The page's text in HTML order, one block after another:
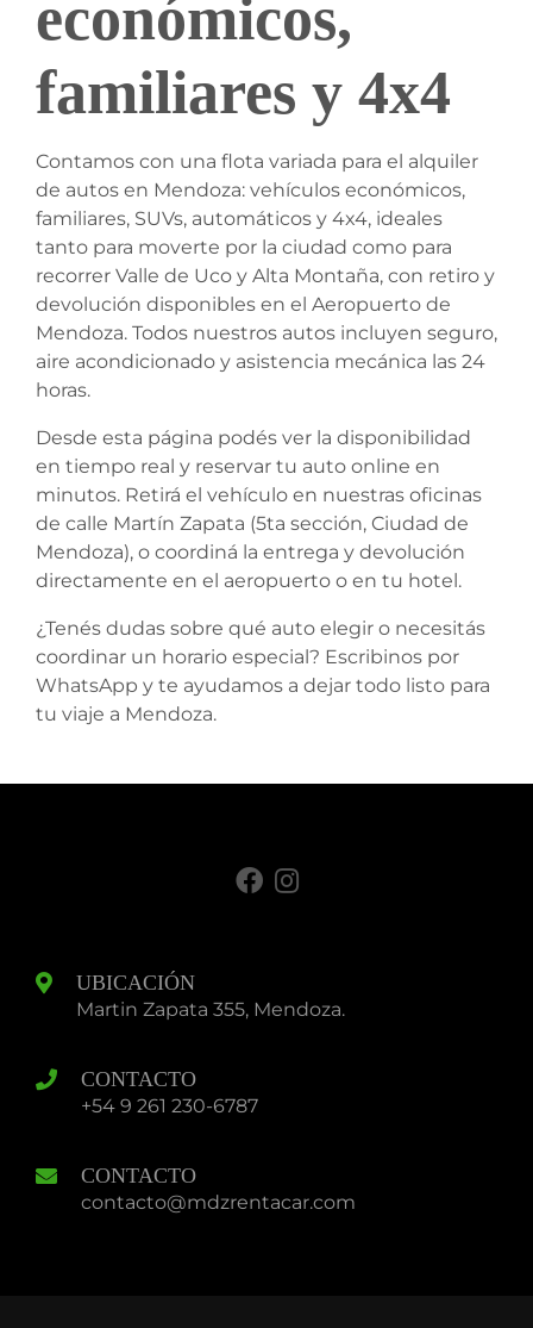
económicos,
familiares y 4x4
Contamos con una flota variada para el alquiler
de autos en Mendoza: vehículos económicos,
familiares, SUVs, automáticos y 4x4, ideales
tanto para moverte por la ciudad como para
recorrer Valle de Uco y Alta Montaña, con retiro y
devolución disponibles en el Aeropuerto de
Mendoza. Todos nuestros autos incluyen seguro,
aire acondicionado y asistencia mecánica las 24
horas.
Desde esta página podés ver la disponibilidad
en tiempo real y reservar tu auto online en
minutos. Retirá el vehículo en nuestras oficinas
de calle Martín Zapata (5ta sección, Ciudad de
Mendoza), o coordiná la entrega y devolución
directamente en el aeropuerto o en tu hotel.
¿Tenés dudas sobre qué auto elegir o necesitás
coordinar un horario especial? Escribinos por
WhatsApp y te ayudamos a dejar todo listo para
tu viaje a Mendoza.
UBICACIÓN
Martin Zapata 355, Mendoza.
CONTACTO
+54 9 261 230-6787
CONTACTO
contacto@mdzrentacar.com